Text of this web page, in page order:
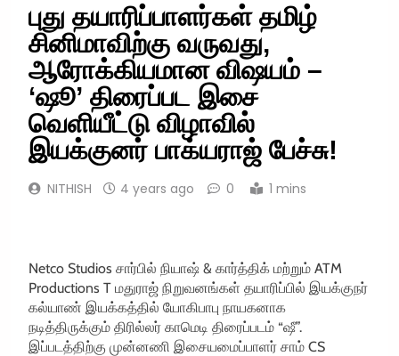
புது தயாரிப்பாளர்கள் தமிழ்
சினிமாவிற்கு வருவது,
ஆரோக்கியமான விஷயம் –
‘ஷூ’ திரைப்பட இசை
வெளியீட்டு விழாவில்
இயக்குனர் பாக்யராஜ் பேச்சு!
NITHISH 4 years ago 0 1 mins
Netco Studios சார்பில் நியாஷ் & கார்த்திக் மற்றும் ATM
Productions T மதுராஜ் நிறுவனங்கள் தயாரிப்பில் இயக்குநர்
கல்யாண் இயக்கத்தில் யோகிபாபு நாயகனாக
நடித்திருக்கும் திரில்லர் காமெடி திரைப்படம் “ஷீ”.
இப்படத்திற்கு முன்னணி இசையமைப்பாளர் சாம் CS